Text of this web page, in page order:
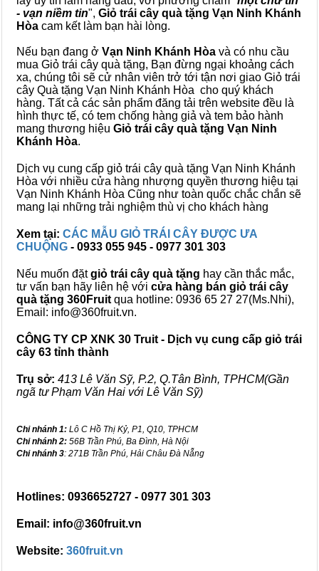
- vạn niềm tin", Giỏ trái cây quà tặng Vạn Ninh Khánh
Hòa cam kết làm bạn hài lòng.
Nếu bạn đang ở Vạn Ninh Khánh Hòa và có nhu cầu
mua Giỏ trái cây quà tặng, Bạn đừng ngại khoảng cách
xa, chúng tôi sẽ cử nhân viên trở tới tận nơi giao Giỏ trái
cây Quà tặng Vạn Ninh Khánh Hòa cho quý khách
hàng. Tất cả các sản phẩm đăng tải trên website đều là
hình thực tế, có tem chống hàng giả và tem bảo hành
mang thương hiệu Giỏ trái cây quà tặng Vạn Ninh
Khánh Hòa.
Dịch vụ cung cấp giỏ trái cây quà tặng Vạn Ninh Khánh
Hòa với nhiều cửa hàng nhượng quyền thương hiệu tại
Vạn Ninh Khánh Hòa Cũng như toàn quốc chắc chắn sẽ
mang lại những trải nghiệm thù vị cho khách hàng
Xem tại: CÁC MẪU GIỎ TRÁI CÂY ĐƯỢC ƯA
CHUỘNG - 0933 055 945 - 0977 301 303
Nếu muốn đặtgiỏ trái cây quà tặng hay cần thắc mắc,
tư vấn bạn hãy liên hệ với cửa hàng bán giỏ trái cây
quà tặng 360Fruit qua hotline: 0936 65 27 27(Ms.Nhi),
Email: info@360fruit.vn.
CÔNG TY CP XNK 30 Truit - Dịch vụ cung cấp giỏ trái
cây 63 tỉnh thành
Trụ sở: 413 Lê Văn Sỹ, P.2, Q.Tân Bình, TPHCM(Gần
ngã tư Phạm Văn Hai với Lê Văn Sỹ)
Chi nhánh 1: Lô C Hồ Thị Kỷ, P1, Q10, TPHCM
Chi nhánh 2: 56B Trần Phú, Ba Đình, Hà Nội
Chi nhánh 3: 271B Trần Phú, Hải Châu Đà Nẵng
Hotlines: 0936652727 - 0977 301 303
Email: info@360fruit.vn
Website: 360fruit.vn